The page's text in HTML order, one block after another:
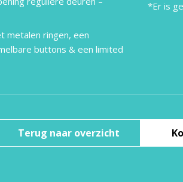
metalen ringen, een
buttons & een limited
*Er is
Terug naar overzicht